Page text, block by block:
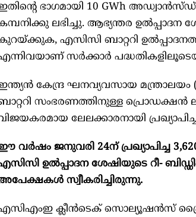
ഭാഗമായി 10 GWh അഡ്വാന്‍സ്ഡ്
ലഭിച്ചു. ആഭ്യന്തര
എസിസി ബാറ്ററി
സര്‍ക്കാര്‍
കേന്ദ്ര ഘനവ്യവസായ
സംഭരണത്തിനുള്ള പ്രൊഡക്ഷന്‍
ലേലക്കാരനായി
വര്‍ഷം ജനുവരി 24ന് പ്രഖ്യാപിച്ച
ഉല്‍പ്പാദന ശേഷിയുടെ റീ-
സ്വീകരിച്ചിരുന്നു.
ക്ലീന്‍ടെക് സൊല്യൂഷന്‍സ്